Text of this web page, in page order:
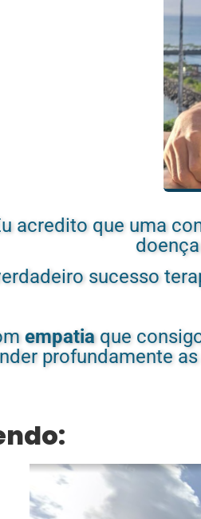
acredito que uma
sucesso
empatiaque
profundamente